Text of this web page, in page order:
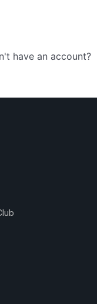
have an account?